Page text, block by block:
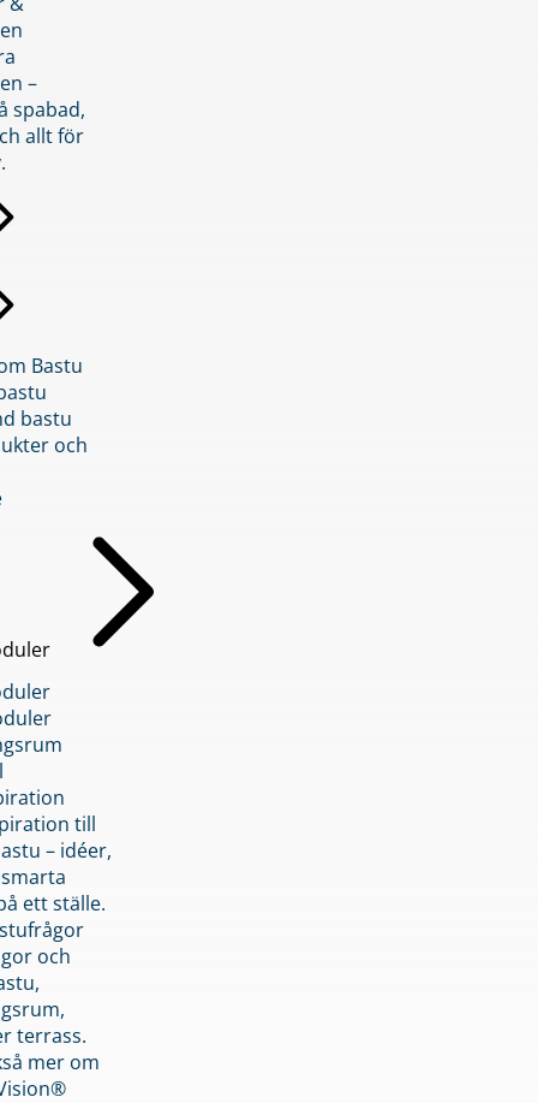
–
spabad,
allt för
Bastu
bastu
och
till
– idéer,
ett ställe.
och
terrass.
mer om